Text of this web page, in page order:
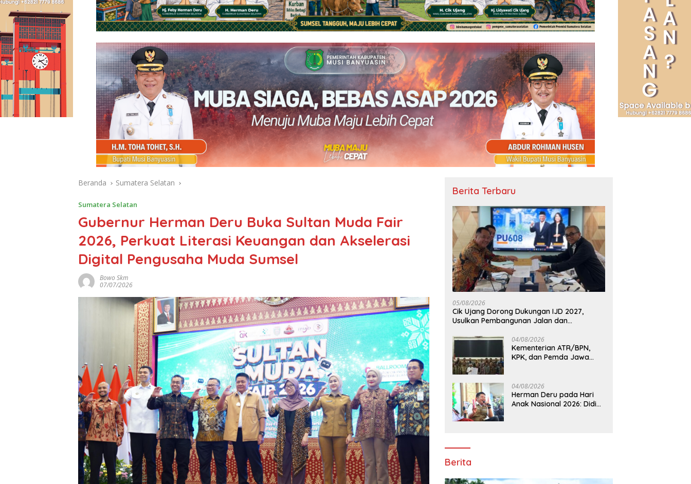
Beranda Sumatera Selatan
Sumatera Selatan
Gubernur Herman Deru Buka Sultan Muda Fair
2026, Perkuat Literasi Keuangan dan Akselerasi
Digital Pengusaha Muda Sumsel
Bowo Skm
07/07/2026
Berita Terbaru
05/08/2026
Cik Ujang Dorong Dukungan IJD 2027,
Usulkan Pembangunan Jalan dan
04/08/2026
Kementerian ATR/BPN,
KPK, dan Pemda Jawa
serta Penguatan Ekonomi
Daerah
04/08/2026
Herman Deru pada Hari
Anak Nasional 2026: Didik
Berita